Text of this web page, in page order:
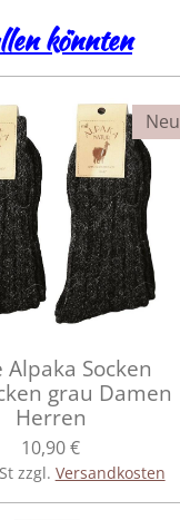
könnten
Neu
Alpaka Socken
grau Damen
Herren
10,90 €
zzgl. Versandkosten